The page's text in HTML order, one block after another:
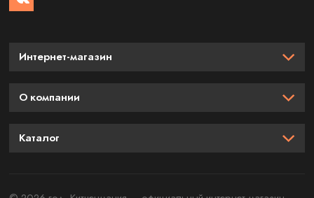
Интернет-магазин
О компании
Каталог